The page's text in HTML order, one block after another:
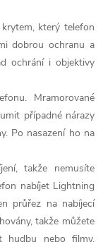
který telefon
dobrou ochranu a
ochrání i objektivy
Mramorované
případné nárazy
Po nasazení ho na
takže nemusíte
nabíjet Lightning
průřez na nabíjecí
takže můžete
hudbu nebo filmy,